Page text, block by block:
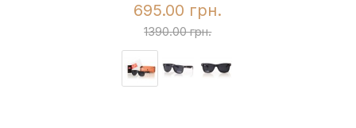
695.00 грн.
1390.00 грн.